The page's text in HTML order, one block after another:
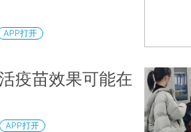
APP打开
疫苗效果可能在
APP打开